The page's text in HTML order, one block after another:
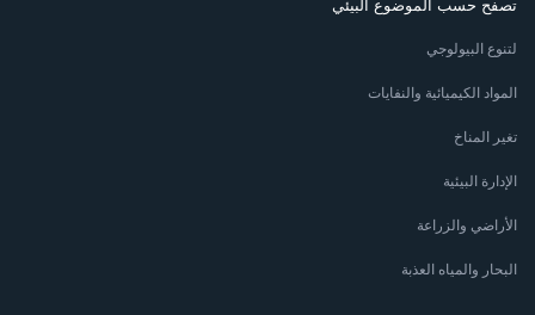
تصفح حسب الموضوع البيئي
لتنوع البيولوجي
المواد الكيميائية والنفايات
تغير المناخ
الإدارة البيئية
الأراضي والزراعة
البحار والمياه العذبة